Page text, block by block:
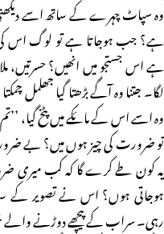
وہ سپاٹ چہرے کے ساتھ اسے دیکھتی
ہے؟ جب ہوجاتا ہے تو لوگ اس کی
ہے اس جستجو میں انھیں؟ حسرتیں،
لگا۔ جتنا وہ آگے بڑھتا گیا جھلمل
وہ اسے اس کے مائکے میں پٹخ گیا،
تو ضرورت کی چیز ہوں میں؟ بے
یہ کون طے کرے گا کہ کب میری
ہوجاتی ہوں؟ اس نے تصویر کے
رہی۔ سراب کے پیچھے دوڑنے والے